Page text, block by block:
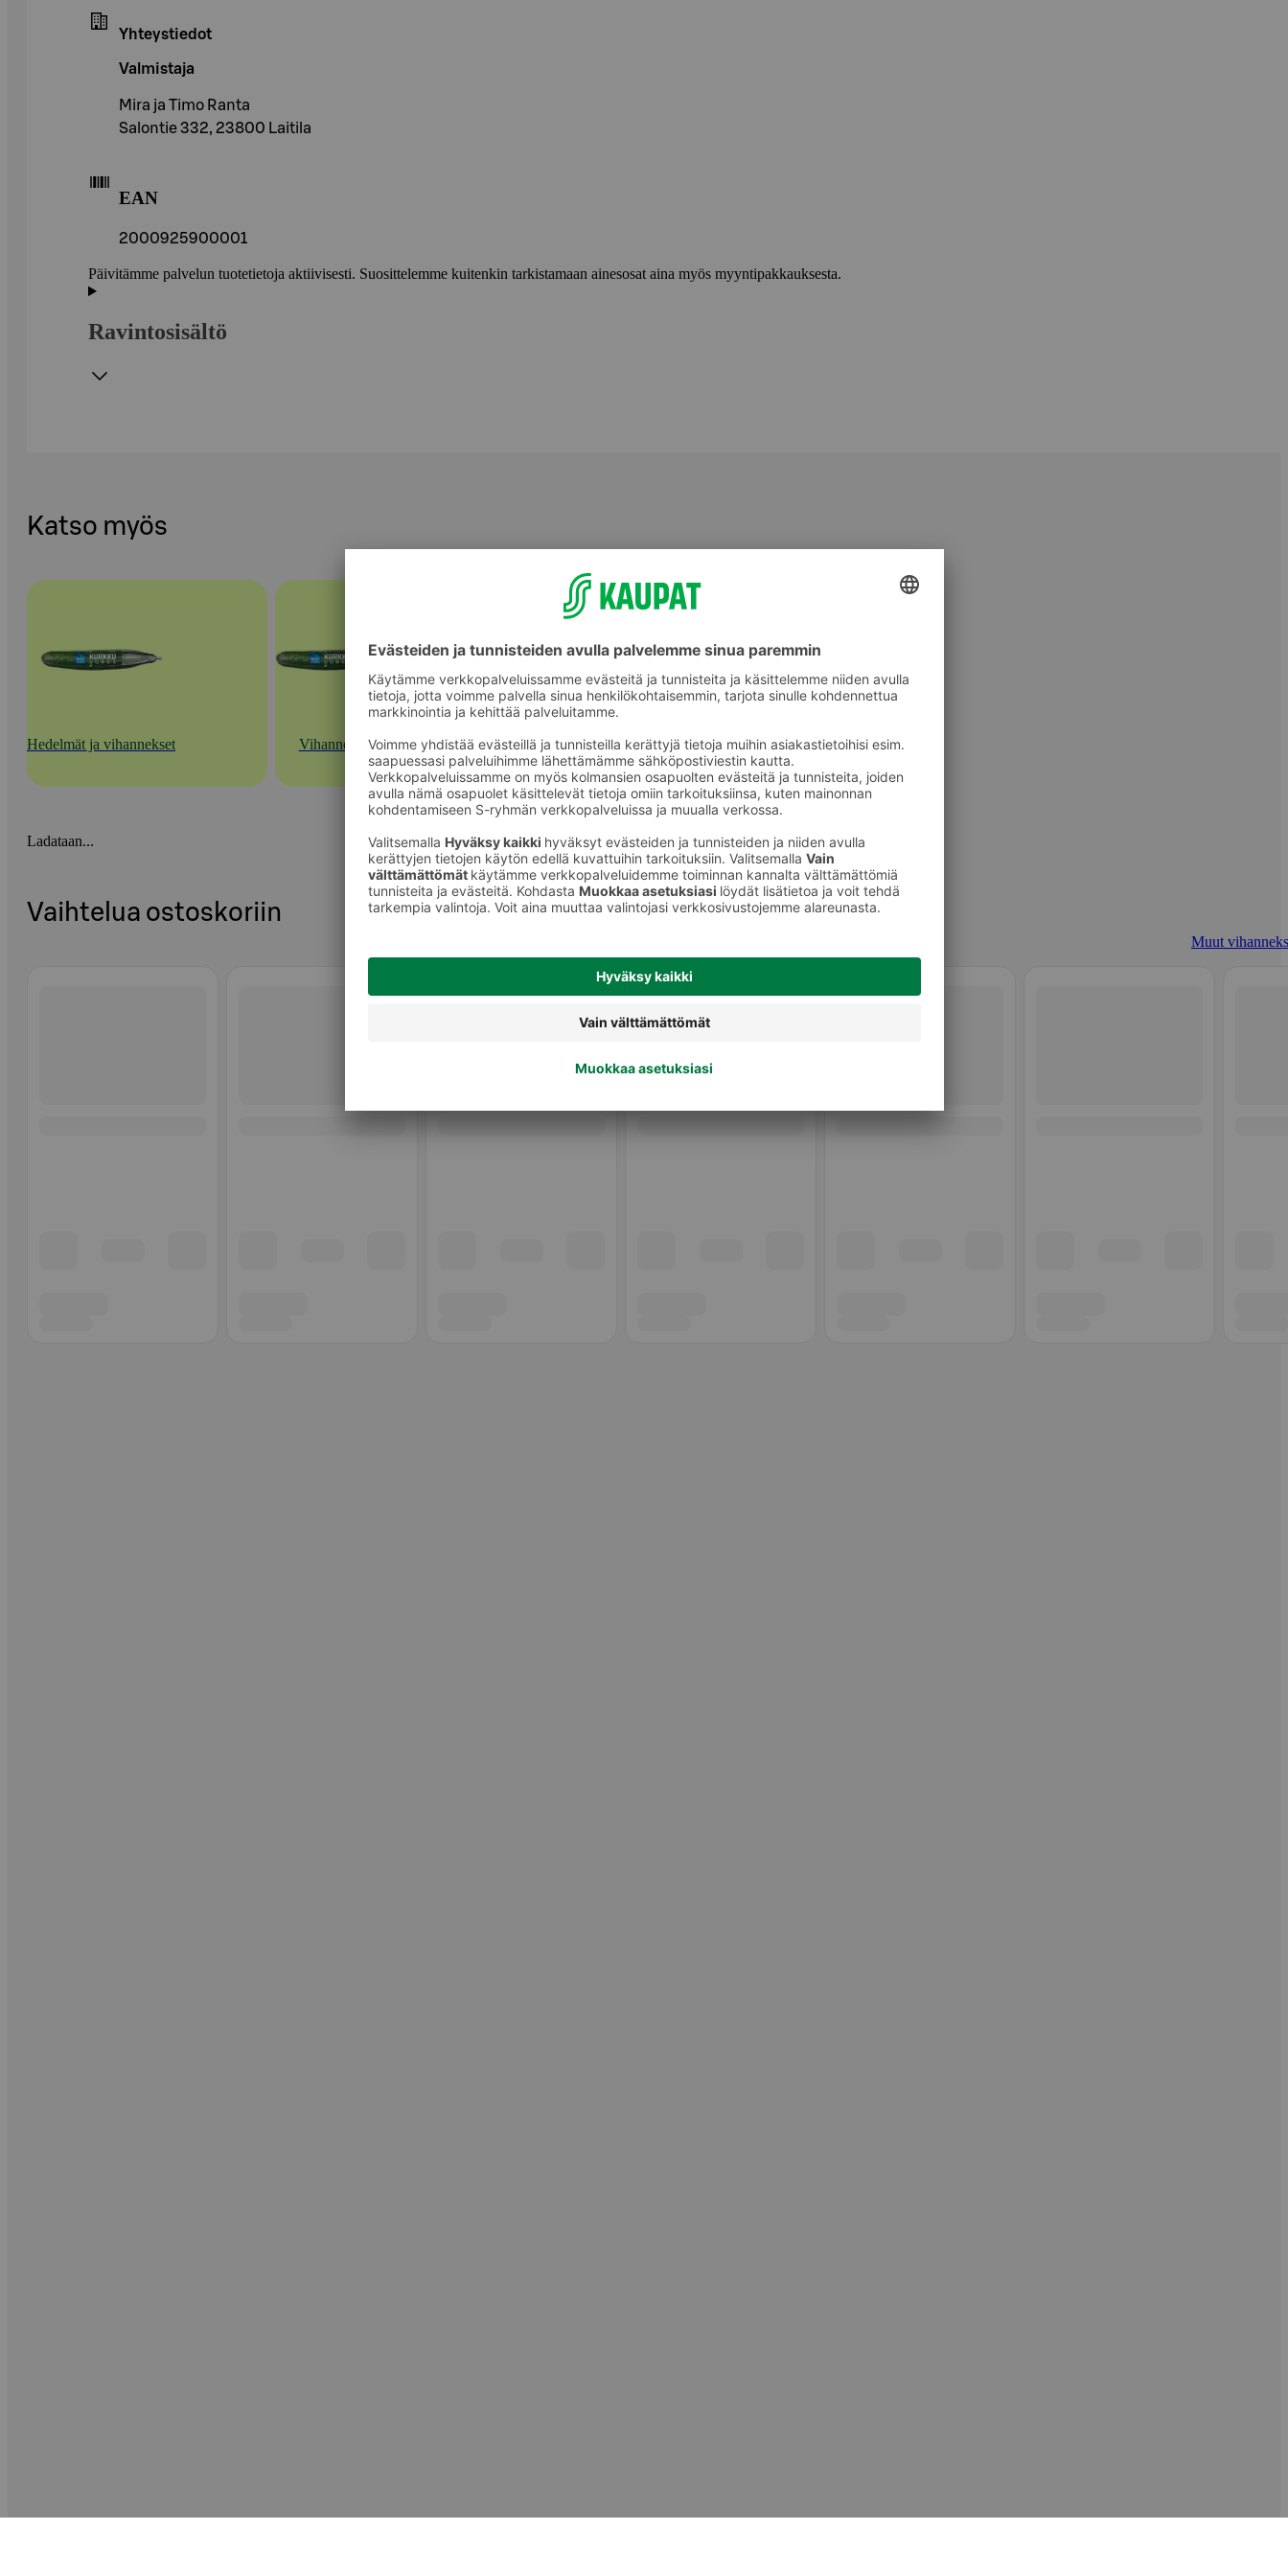
Yhteystiedot
Valmistaja
Mira ja Timo Ranta
Salontie 332, 23800 Laitila
EAN
2000925900001
Päivitämme palvelun tuotetietoja aktiivisesti. Suosittelemme kuitenkin tarkistamaan ainesosat aina myös myyntipakkauksesta.
Ravintosisältö
Katso myös
Hedelmät ja vihannekset Vihannekset Muut vihannekset
Ladataan...
Vaihtelua ostoskoriin
Muut